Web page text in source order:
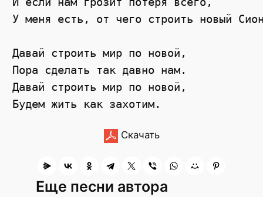
У меня есть, от чего строить новый
Давай строить мир по новой,
Пора сделать так давно нам.
Давай строить мир по новой,
Будем жить как захотим.
Скачать
Еще песни автора